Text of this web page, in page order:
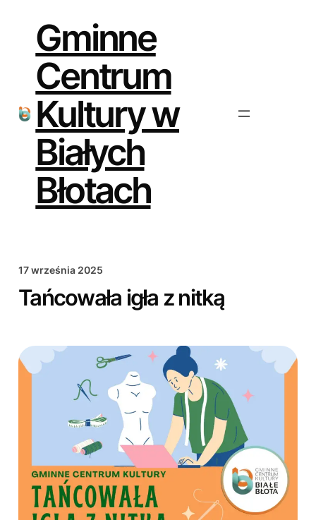
Gminne
Centrum
Kultury w
Białych
Błotach
17 września 2025
Tańcowała igła z nitką